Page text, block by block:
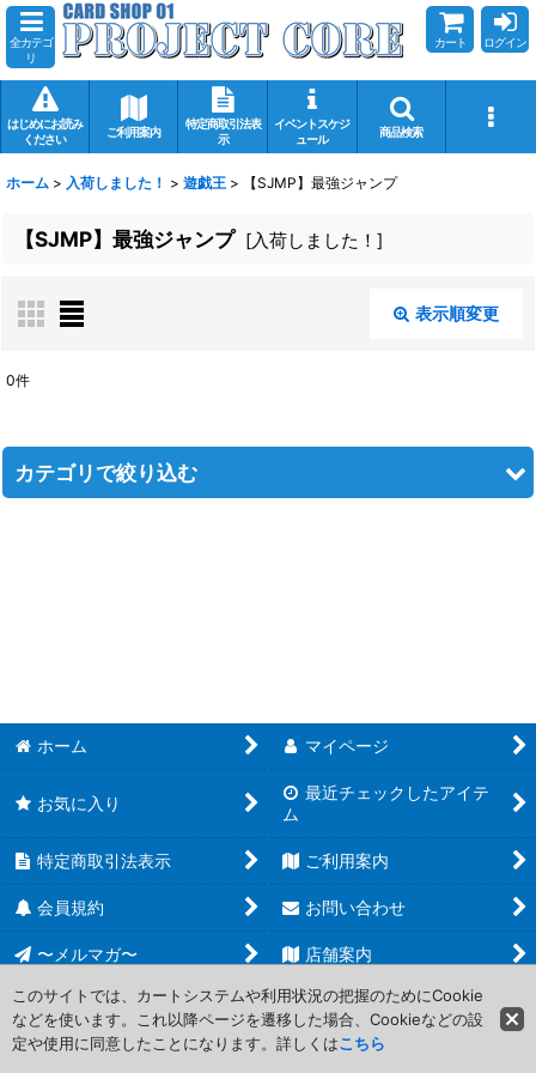
全カテゴ
リ
カート ログイン
はじめにお読み
ください
ご利用案内
特定商取引法表
示
イベントスケジ
ュール
商品検索
ホーム > 入荷しました！ > 遊戯王 > 【SJMP】最強ジャンプ
【SJMP】最強ジャンプ [入荷しました！ ]
表示順変更
在庫あり
0件
カテゴリで絞り込む
【20AP】20th ANNIVERSARY PACK 1st WAVE
【AC04】アニメーション クロニクル 2024
【AC02】アニメーション クロニクル 2022
【AC01】アニメーション クロニクル 2021
【CP20】COLLECTION PACK 2020
【GS06】ゴールドシリーズ2014
【PP】プレミアムパック
ホーム マイページ
お気に入り
最近チェックしたアイテ
ム
特定商取引法表示 ご利用案内
会員規約 お問い合わせ
〜メルマガ〜 店舗案内
Copyright (C) 2006-2017 PROJECT CORE Corporation. All Rights
Reserved.
このサイトでは、カートシステムや利用状況の把握のためにCookie
などを使います。これ以降ページを遷移した場合、Cookieなどの設
定や使用に同意したことになります。詳しくはこちら